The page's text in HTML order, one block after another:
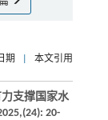
期 本文引用
支撑国家水
,(24): 20-